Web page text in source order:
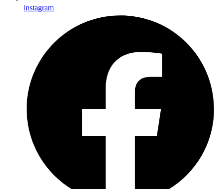
instagram